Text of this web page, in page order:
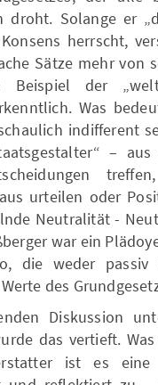
droht. Solange er
herrscht,
Sätze mehr von
der
Was
indifferent
– aus
urteilen oder
Neutralität -
war ein
die weder
des
Diskussion
das vertieft.
ist es eine